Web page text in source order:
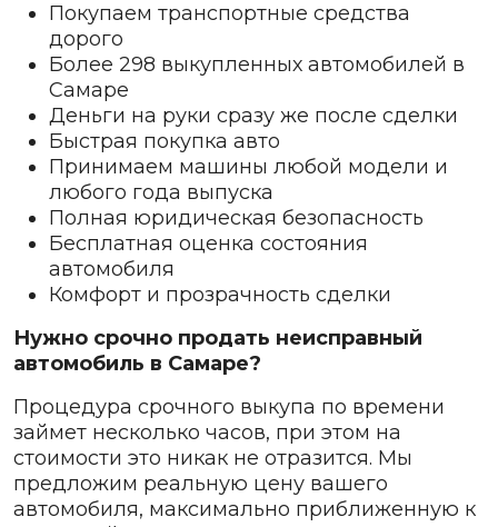
Покупаем транспортные средства
дорого
Более 298 выкупленных автомобилей в
Самаре
Деньги на руки сразу же после сделки
Быстрая покупка авто
Принимаем машины любой модели и
любого года выпуска
Полная юридическая безопасность
Бесплатная оценка состояния
автомобиля
Комфорт и прозрачность сделки
Нужно срочно продать неисправный
автомобиль в Самаре?
Процедура срочного выкупа по времени
займет несколько часов, при этом на
стоимости это никак не отразится. Мы
предложим реальную цену вашего
автомобиля, максимально приближенную к